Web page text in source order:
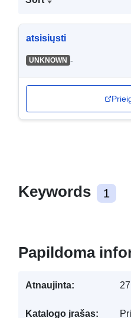
atsisiųsti
UNKNOWN -
Keywords 1
Papildoma
Atnaujinta:
Katalogo įrašas: